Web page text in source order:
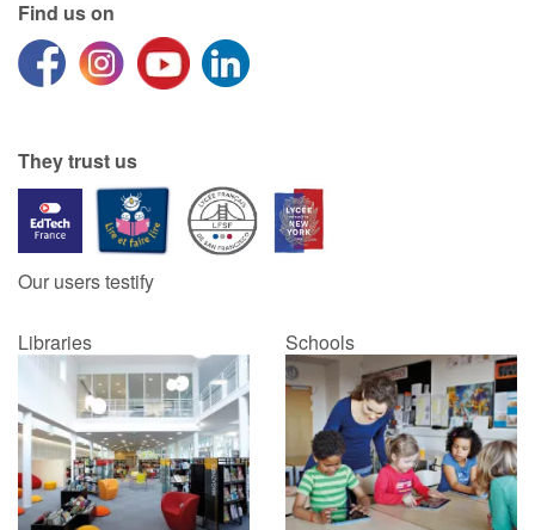
Find us on
They trust us
Our users testify
Libraries Schools